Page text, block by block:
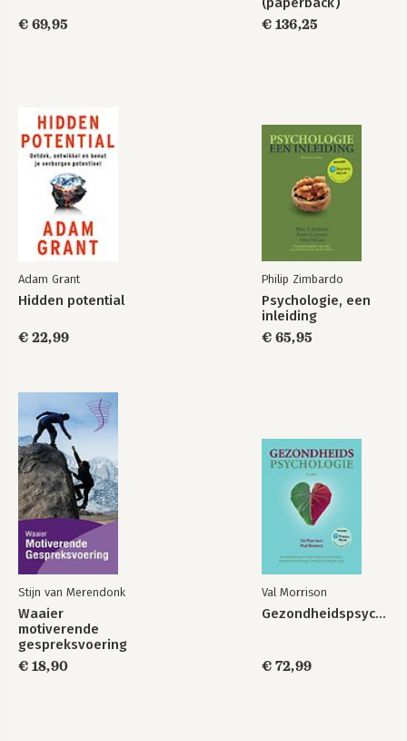
€ 69,95
€ 136,25
Adam Grant
Hidden potential
€ 22,99
Philip Zimbardo
Psychologie, een
inleiding
€ 65,95
Stijn van Merendonk
Waaier
motiverende
gespreksvoering
€ 18,90
Val Morrison
Gezondheidspsychologie
€ 72,99